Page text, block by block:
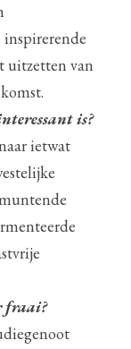
uitzetten van
is?
ietwat
fraai?